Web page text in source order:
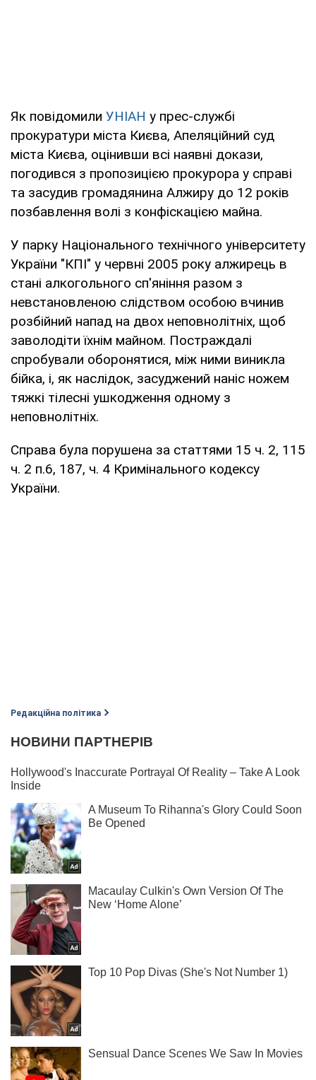
Як повідомили УНІАН у прес-службі
прокуратури міста Києва, Апеляційний суд
міста Києва, оцінивши всі наявні докази,
погодився з пропозицією прокурора у справі
та засудив громадянина Алжиру до 12 років
позбавлення волі з конфіскацією майна.
У парку Національного технічного університету
України "КПІ" у червні 2005 року алжирець в
стані алкогольного сп'яніння разом з
невстановленою слідством особою вчинив
розбійний напад на двох неповнолітніх, щоб
заволодіти їхнім майном. Постраждалі
спробували оборонятися, між ними виникла
бійка, і, як наслідок, засуджений наніс ножем
тяжкі тілесні ушкодження одному з
неповнолітніх.
Справа була порушена за статтями 15 ч. 2, 115
ч. 2 п.6, 187, ч. 4 Кримінального кодексу
України.
Редакційна політика